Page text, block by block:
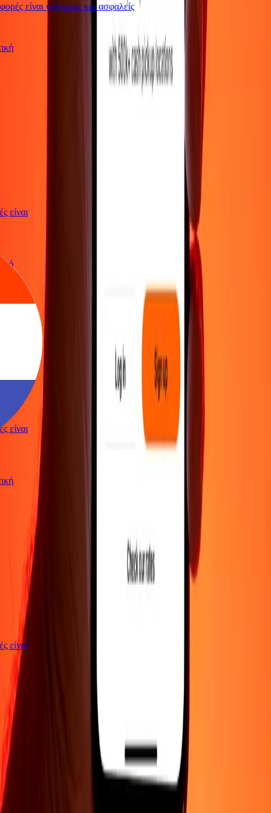
είναι γρήγορες και ασφαλείς
είναι
είναι
είναι
ΕΤΑΙΡΕΙΑ
Σχετικά με εμάς
Θέσεις εργασίαςΑσφάλεια
πράκτορας
ΥΠΟΣΤΗΡΙΞΗ
Πολιτική απορρήτου
Ειδοποίηση για cookiesΌροι και
Κέντρο βοήθειας